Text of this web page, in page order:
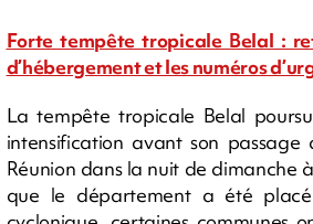
Forte tempête tropicale Belal :
d’hébergement et les numéros
La tempête tropicale Belal
intensification avant son
Réunion dans la nuit de dimanche
que le département a été